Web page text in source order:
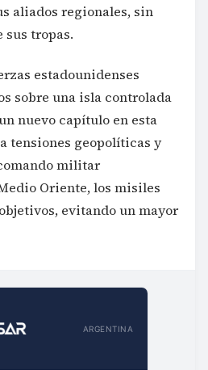
aliados regionales, sin
tropas.
estadounidenses
sobre una isla controlada
nuevo capítulo en esta
tensiones geopolíticas y
militar
Oriente, los misiles
evitando un mayor
ARGENTINA